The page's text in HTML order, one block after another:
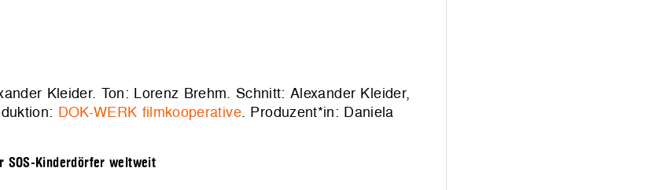
Kleider. Ton: Lorenz Brehm. Schnitt: Alexander Kleider,
DOK-WERK filmkooperative. Produzent*in: Daniela
SOS-Kinderdörfer weltweit